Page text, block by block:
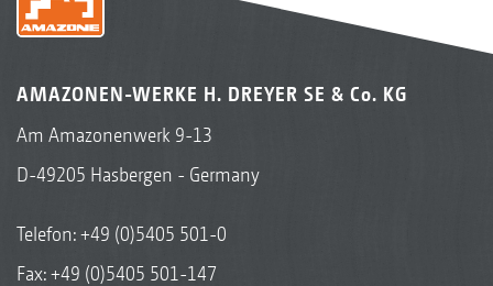
AMAZONEN-WERKE H. DREYER SE & Co. KG
Am Amazonenwerk 9-13
D-49205 Hasbergen - Germany
Telefon:+49 (0)5405 501-0
Fax: +49 (0)5405 501-147